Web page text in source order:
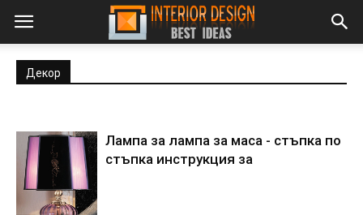
Декор
Лампа за лампа за маса - стъпка по
стъпка инструкция за